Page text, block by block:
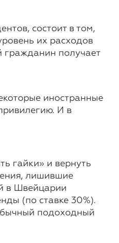
состоит в том,
их расходов
гражданин получает
иностранные
И в
гайки» и вернуть
лишившие
в Швейцарии
(по ставке 30%).
подоходный